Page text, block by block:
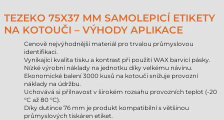
TEZEKO 75X37 MM SAMOLEPICÍ ETIKETY
NA KOTOUČI – VÝHODY APLIKACE
Cenově nejvýhodnější materiál pro trvalou průmyslovou
identifikaci.
Vynikající kvalita tisku a kontrast při použití WAX barvicí pásky.
Nízké výrobní náklady na jednotku díky velkému návinu.
Ekonomické balení 3000 kusů na kotouči snižuje provozní
náklady na údržbu.
Uchovává si přilnavost v širokém rozsahu provozních teplot (-20
°C až 80 °C).
Díky dutince 76 mm je produkt kompatibilní s většinou
průmyslových tiskáren etiket.